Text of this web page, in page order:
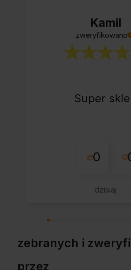
Kamil
zweryfikowano
Super
0
dzisiaj
zebranych i
przez